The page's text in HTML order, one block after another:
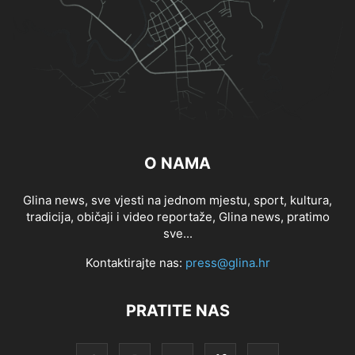
O NAMA
Glina news, sve vjesti na jednom mjestu, sport, kultura,
tradicija, običaji i video reportaže, Glina news, pratimo
sve...
Kontaktirajte nas: press@glina.hr
PRATITE NAS